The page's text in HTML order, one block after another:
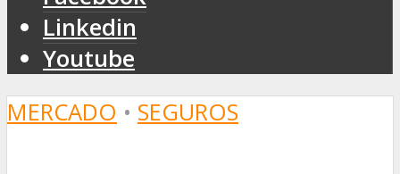
Linkedin
Youtube
MERCADO • SEGUROS